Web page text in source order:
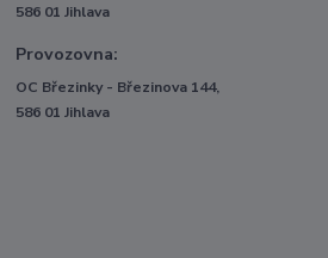
586 01 Jihlava
Provozovna:
OC Březinky - Březinova 144,
586 01 Jihlava